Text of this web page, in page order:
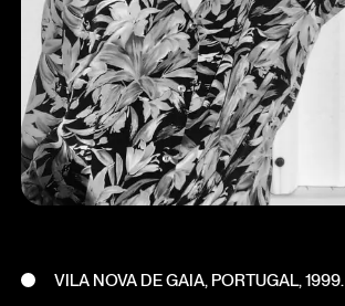
VILA NOVA DE GAIA, PORTUGAL, 1999.